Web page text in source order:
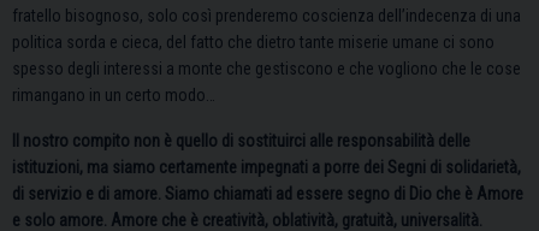
fratello bisognoso, solo così prenderemo coscienza dell’indecenza di una
politica sorda e cieca, del fatto che dietro tante miserie umane ci sono
spesso degli interessi a monte che gestiscono e che vogliono che le cose
rimangano in un certo modo…
Il nostro compito non è quello di sostituirci alle responsabilità delle
istituzioni, ma siamo certamente impegnati a porre dei Segni di solidarietà,
di servizio e di amore. Siamo chiamati ad essere segno di Dio che è Amore
e solo amore. Amore che è creatività, oblatività, gratuità, universalità.